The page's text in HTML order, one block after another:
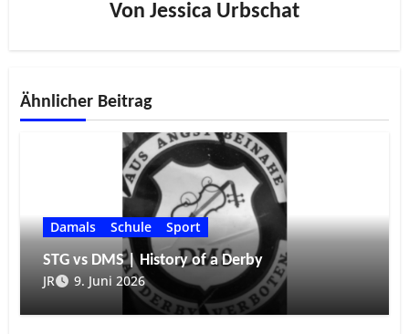
Von Jessica Urbschat
Ähnlicher Beitrag
Damals Schule
Sport
STG vs DMS | History of a Derby
JR
9. Juni 2026